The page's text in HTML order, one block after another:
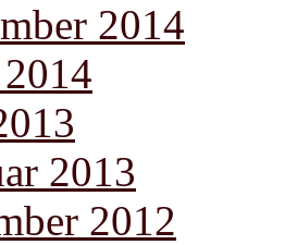
2014
2013
2012